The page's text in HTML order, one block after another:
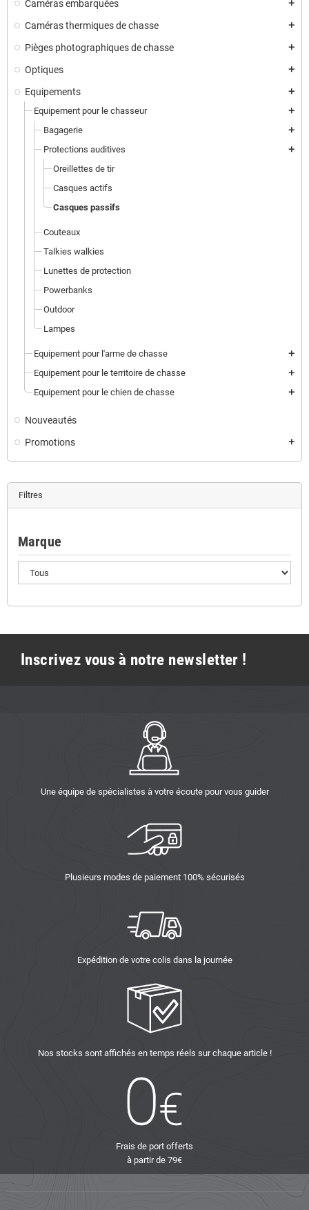
Caméras embarquées add
Caméras thermiques de chasse add
Pièges photographiques de chasse add
Optiques add
Equipements add
Equipement pour le chasseur add
Bagagerie add
Protections auditives add
Oreillettes de tir
Casques actifs
Casques passifs
Couteaux
Talkies walkies
Lunettes de protection
Powerbanks
Outdoor
Lampes
Equipement pour l'arme de chasse add
Equipement pour le territoire de chasse add
Equipement pour le chien de chasse add
Nouveautés
Promotions
add
Filtres
Marque
Inscrivez vous à notre newsletter !
Une équipe de spécialistes à votre écoute pour vous guider
Plusieurs modes de paiement 100% sécurisés
Expédition de votre colis dans la journée
Nos stocks sont affichés en temps réels sur chaque article !
Frais de port offerts
à partir de 79€